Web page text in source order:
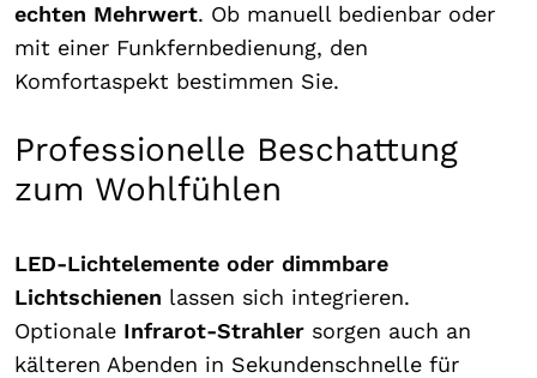
echten Mehrwert. Ob manuell bedienbar oder
mit einer Funkfernbedienung, den
Komfortaspekt bestimmen Sie.
Professionelle Beschattung
zum Wohlfühlen
LED-Lichtelemente oder dimmbare
Lichtschienen lassen sich integrieren.
Optionale Infrarot-Strahler sorgen auch an
kälteren Abenden in Sekundenschnelle für